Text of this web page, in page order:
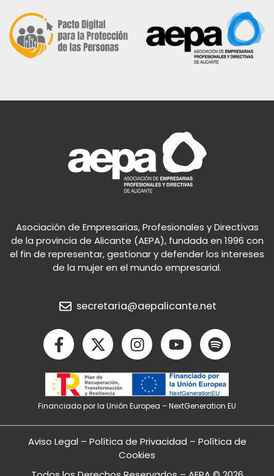
Asociación de Empresarias, Profesionales y Directivas
de la provincia de Alicante (AEPA), fundada en 1996 con
el fin de representar, gestionar y defender los intereses
de la mujer en el mundo empresarial.
secretaria@aepalicante.net
F
a
c
e
b
o
o
k
X
-
t
w
i
t
t
e
I
n
s
t
a
g
r
a
m
Y
o
u
t
u
b
e
S
p
o
t
i
f
y
Financiado por la Unión Europea – NextGeneration EU
Aviso Legal – Política de Privacidad – Política de
Cookies